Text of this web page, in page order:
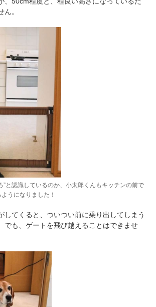
。
”と認識しているのか、小太郎くんもキッチンの前で
うになりました！
してくると、ついつい前に乗り出してしまう
でも、ゲートを飛び越えることはできませ